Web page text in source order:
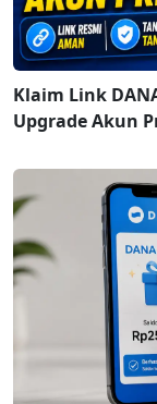
Klaim Link
Upgrade Akun